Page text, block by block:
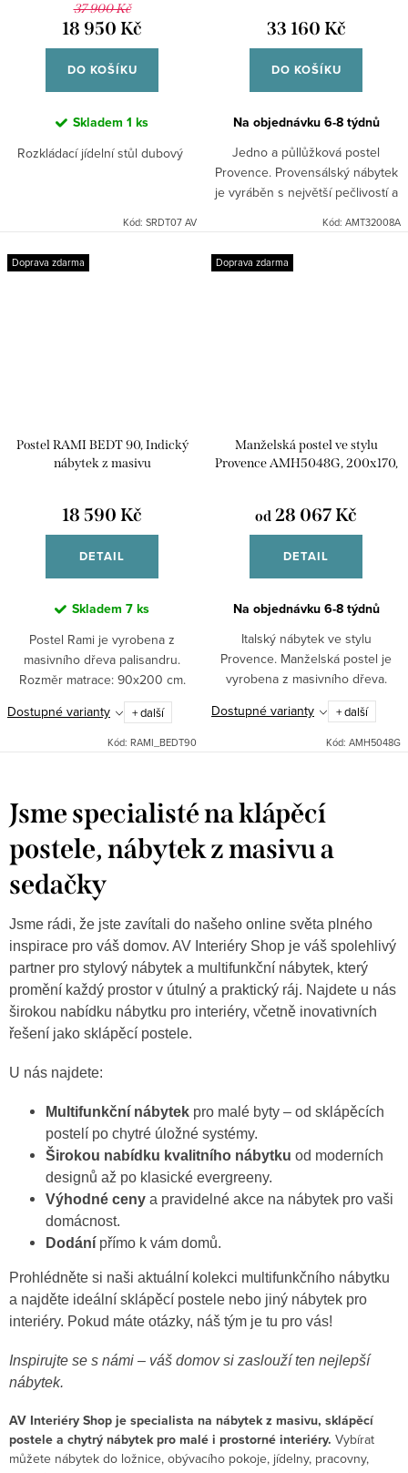
37 900 Kč
18 950 Kč
DO KOŠÍKU
Skladem 1 ks
Rozkládací jídelní stůl dubový
Kód: SRDT07 AV
33 160 Kč
DO KOŠÍKU
Na objednávku 6-8 týdnů
Jedno a půllůžková postel
Provence. Provensálský nábytek
je vyráběn s největší pečlivostí a
a paulownie. Skryté části, jako
korpusy...
Kód: AMT32008A
Doprava zdarma
Postel RAMI BEDT 90, Indický
nábytek z masivu
18 590 Kč
DETAIL
Skladem 7 ks
Postel Rami je vyrobena z
masivního dřeva palisandru.
Rozměr matrace: 90x200 cm.
Laťový rošt je k posteli
poskytován ZDARMA. Indický
stylový nábytek.
Dostupné varianty + další
Kód: RAMI_BEDT90
Doprava zdarma
Manželská postel ve stylu
Provence AMH5048G, 200x170,
od 28 067 Kč
DETAIL
Na objednávku 6-8 týdnů
Italský nábytek ve stylu
Provence. Manželská postel je
vyrobena z masivního dřeva.
Zboží je dodáváno v rozloženém
stavu, bez roštu a bez matrace.
Rozměr pro matraci je 200x170....
Dostupné varianty + další
Kód: AMH5048G
Jsme specialisté na klápěcí
postele, nábytek z masivu a
sedačky
Jsme rádi, že jste zavítali do našeho online světa plného
inspirace pro váš domov. AV Interiéry Shop je váš spolehlivý
partner pro stylový nábytek a multifunkční nábytek, který
promění každý prostor v útulný a praktický ráj. Najdete u nás
širokou nabídku nábytku pro interiéry, včetně inovativních
řešení jako sklápěcí postele.
U nás najdete:
Multifunkční nábytek pro malé byty – od sklápěcích
postelí po chytré úložné systémy.
Širokou nabídku kvalitního nábytku od moderních
designů až po klasické evergreeny.
Výhodné ceny a pravidelné akce na nábytek pro vaši
domácnost.
Dodání přímo k vám domů.
Prohlédněte si naši aktuální kolekci multifunkčního nábytku
a najděte ideální sklápěcí postele nebo jiný nábytek pro
interiéry. Pokud máte otázky, náš tým je tu pro vás!
Inspirujte se s námi – váš domov si zaslouží ten nejlepší
nábytek.
AV Interiéry Shop je specialista na nábytek z masivu, sklápěcí
postele a chytrý nábytek pro malé i prostorné interiéry. Vybírat
můžete nábytek do ložnice, obývacího pokoje, jídelny, pracovny,